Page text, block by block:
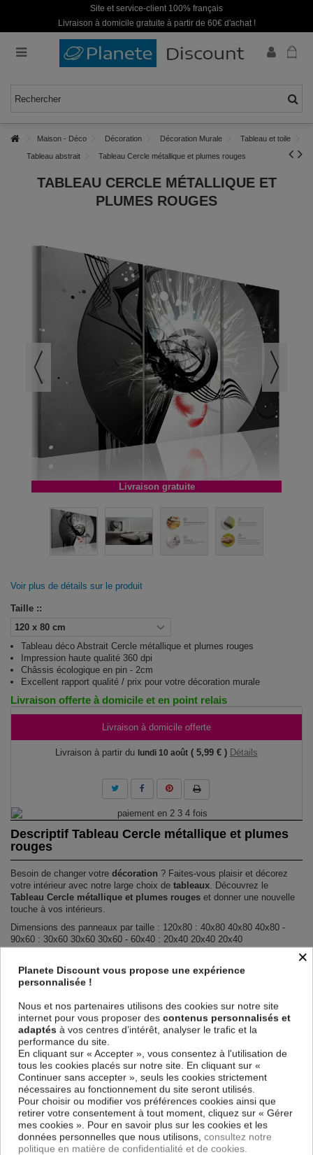
Site et service-client 100% français
Livraison à domicile gratuite à partir de 60€ d'achat !
Maison - Déco Décoration Décoration Murale Tableau et toile
Tableau abstrait Tableau Cercle métallique et plumes rouges
TABLEAU CERCLE MÉTALLIQUE ET
PLUMES ROUGES
Livraison gratuite
Voir plus de détails sur le produit
Taille ::
Tableau déco Abstrait Cercle métallique et plumes rouges
Impression haute qualité 360 dpi
Châssis écologique en pin - 2cm
Excellent rapport qualité / prix pour votre décoration murale
Livraison offerte à domicile et en point relais
Livraison à domicile offerte
Livraison à partir du lundi 10 août ( 5,99 € ) Détails
Descriptif Tableau Cercle métallique et plumes
rouges
Besoin de changer votre décoration ? Faites-vous plaisir et décorez
votre intérieur avec notre large choix de tableaux. Découvrez le
Tableau Cercle métallique et plumes rouges et donner une nouvelle
touche à vos intérieurs.
Dimensions des panneaux par taille : 120x80 : 40x80 40x80 40x80 -
90x60 : 30x60 30x60 30x60 - 60x40 : 20x40 20x40 20x40
ET PLUMES ROUGES !
Le Tableau Cercle métallique et plumes rouges
papier intissé spécial et de haute qualité qui reflète parfaitement les
couleurs avec des détails parfaitement reproduits. Grâce à une
impression sur tous les cotés et une toile tendue sur un châssis fait de
matériaux respectueux de l'environnement, vous pourrez suspendre le
tableau immédiatement sans avoir à l'encadrer.
Le Tableau Abstrait Cercle métallique et plumes rougesest
résistant aux rayons UV, inodore et 100 % sûr, parfait même pour la
chambre à coucher et la chambre des enfants.
Notre large choix de tableaux tendances et modernes constituent un
moyen simple et pas cher de donner une nouvelle touche à vos
intérieurs, il y en a pour tous les goût.
×
Planete Discount vous propose une expérience
personnalisée !
Nous et nos partenaires utilisons des cookies sur notre site
internet pour vous proposer des contenus personnalisés et
adaptés à vos centres d’intérêt, analyser le trafic et la
performance du site.
En cliquant sur « Accepter », vous consentez à l'utilisation de
tous les cookies placés sur notre site. En cliquant sur «
Continuer sans accepter », seuls les cookies strictement
nécessaires au fonctionnement du site seront utilisés.
Pour choisir ou modifier vos préférences cookies ainsi que
retirer votre consentement à tout moment, cliquez sur « Gérer
mes cookies ». Pour en savoir plus sur les cookies et les
données personnelles que nous utilisons, consultez notre
politique en matière de confidentialité et de cookies.